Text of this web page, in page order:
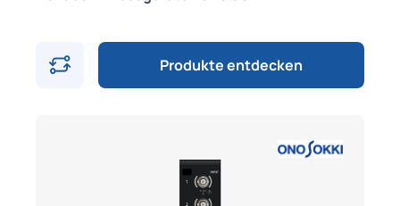
Produkte entdecken